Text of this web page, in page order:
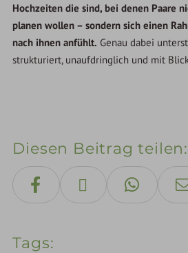
Hochzeiten die sind, bei denen Paare
planen wollen – sondern sich einen
nach ihnen anfühlt. Genau dabei
strukturiert, unaufdringlich und mit
Diesen Beitrag teilen
Tags